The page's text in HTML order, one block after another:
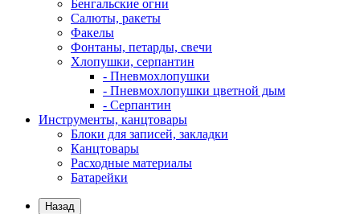
Бенгальские огни
Салюты, ракеты
Факелы
Фонтаны, петарды, свечи
Хлопушки, серпантин
- Пневмохлопушки
- Пневмохлопушки цветной дым
- Серпантин
Инструменты, канцтовары
Блоки для записей, закладки
Канцтовары
Расходные материалы
Батарейки
Назад